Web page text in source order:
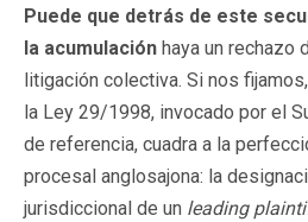
Puede que detrás de este
la acumulación haya un rechazo
litigación colectiva. Si nos
la Ley 29/1998, invocado por el
de referencia, cuadra a la
procesal anglosajona: la
jurisdiccional de un leading